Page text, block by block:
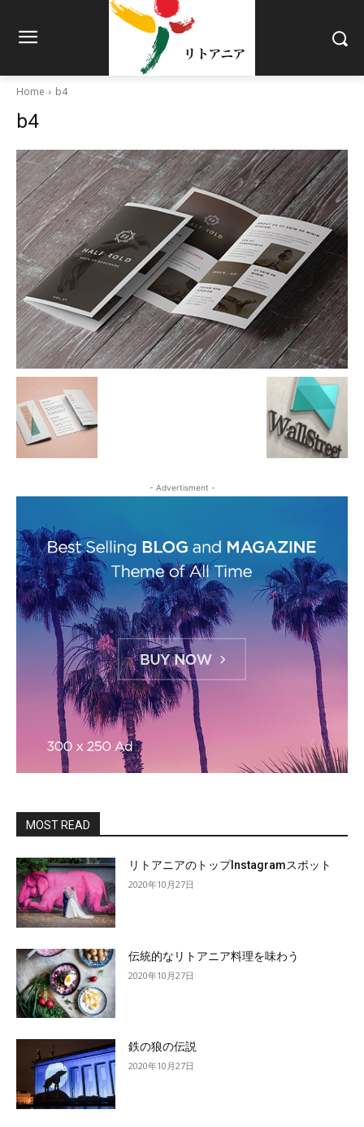
Home b4
b4
- Advertisment -
MOST READ
リトアニアのトップInstagramスポット
2020年10月27日
伝統的なリトアニア料理を味わう
2020年10月27日
鉄の狼の伝説
2020年10月27日